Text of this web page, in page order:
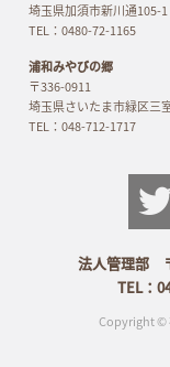
埼玉県加須市新川通105-1
TEL：0480-72-1165
浦和みやびの郷
〒336-0911
埼玉県さいたま市緑区三
TEL：048-712-1717
法人管理部
TEL：
Copyright ©